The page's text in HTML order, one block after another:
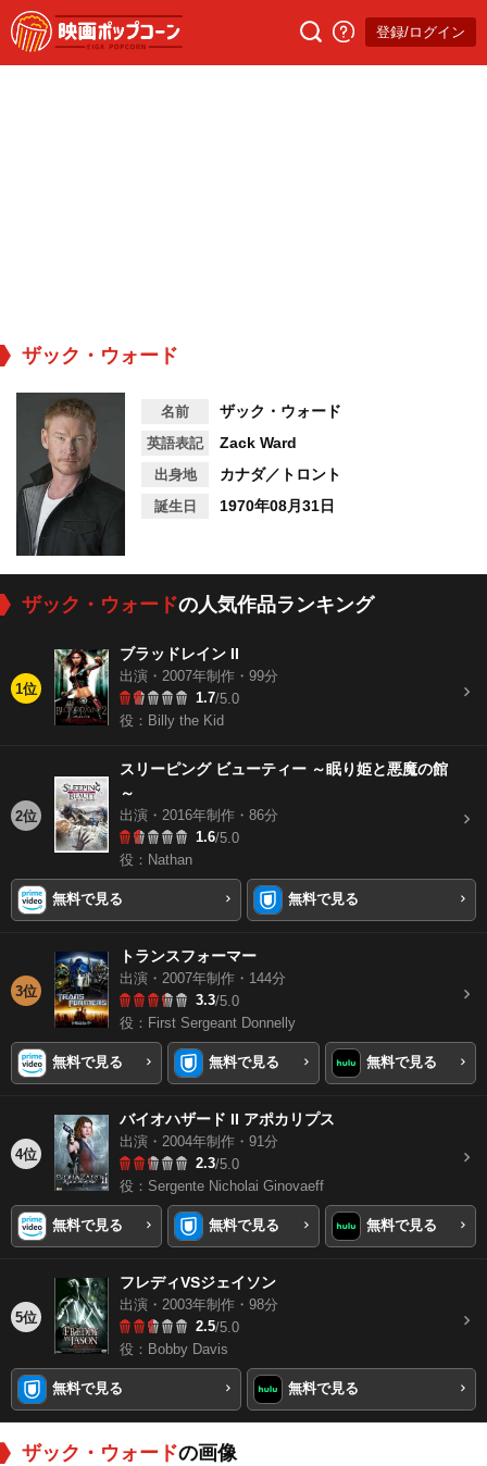
登録/ログイン
ザック・ウォード
名前 ザック・ウォード
英語表記 Zack Ward
出身地 カナダ／トロント
誕生日 1970年08月31日
ザック・ウォードの人気作品ランキング
1位
ブラッドレイン II
出演・2007年制作・99分
1.7/5.0
役：Billy the Kid
2位
スリーピング ビューティー ～眠り姫と悪魔の館
～
出演・2016年制作・86分
1.6/5.0
役：Nathan
無料で見る 無料で見る
3位
トランスフォーマー
出演・2007年制作・144分
3.3/5.0
役：First Sergeant Donnelly
無料で見る 無料で見る 無料で見る
4位
バイオハザード II アポカリプス
出演・2004年制作・91分
2.3/5.0
役：Sergente Nicholai Ginovaeff
無料で見る 無料で見る 無料で見る
5位
フレディVSジェイソン
出演・2003年制作・98分
2.5/5.0
役：Bobby Davis
無料で見る 無料で見る
ザック・ウォードの画像